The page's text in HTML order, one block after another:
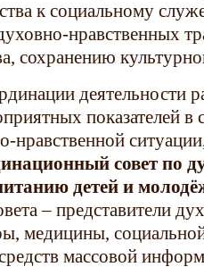
к социальному
нравственных
сохранению
деятельности
показателей в
нравственной
совет по
детей и
– представители
медицины,
массовой